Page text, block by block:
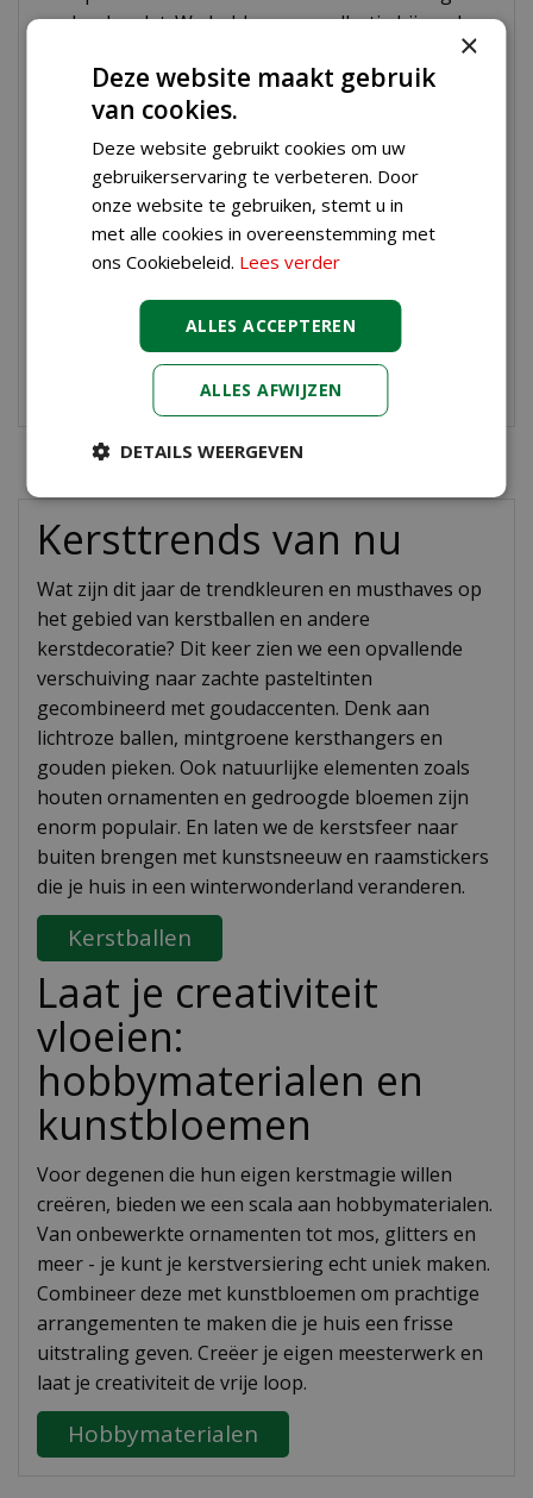
verder dan dat. We hebben een collectie bijzondere
geven. Van schattige dierenfiguren tot
glinsterende sneeuwvlokken, deze hangers voegen
een speels element toe aan je decor.
door voor zijn bijzondere kerstbal te kiezen,
kan je iemand een heel bijzonder cadeau geven. Is
je buurvrouw gek op honden? Geef haar een
schattige puppy-kerstbal! Is je vader een echte
klusser? Een hamer in de boom is een grappig
geschenk. Maak het persoonlijk!
Kersthangers
Kersttrends van nu
Wat zijn dit jaar de trendkleuren en musthaves op
het gebied van kerstballen en andere
kerstdecoratie? Dit keer zien we een opvallende
verschuiving naar zachte pasteltinten
gecombineerd met goudaccenten. Denk aan
lichtroze ballen, mintgroene kersthangers en
gouden pieken. Ook natuurlijke elementen zoals
houten ornamenten en gedroogde bloemen zijn
enorm populair. En laten we de kerstsfeer naar
buiten brengen met kunstsneeuw en raamstickers
die je huis in een winterwonderland veranderen.
Kerstballen
Laat je creativiteit
vloeien:
hobbymaterialen en
kunstbloemen
Voor degenen die hun eigen kerstmagie willen
creëren, bieden we een scala aan hobbymaterialen.
Van onbewerkte ornamenten tot mos, glitters en
meer - je kunt je kerstversiering echt uniek maken.
Combineer deze met kunstbloemen om prachtige
arrangementen te maken die je huis een frisse
uitstraling geven. Creëer je eigen meesterwerk en
laat je creativiteit de vrije loop.
Hobbymaterialen
×
Deze website maakt gebruik
van cookies.
Deze website gebruikt cookies om uw
gebruikerservaring te verbeteren. Door
onze website te gebruiken, stemt u in
met alle cookies in overeenstemming met
ons Cookiebeleid. Lees verder
ALLES ACCEPTEREN
ALLES AFWIJZEN
DETAILS WEERGEVEN